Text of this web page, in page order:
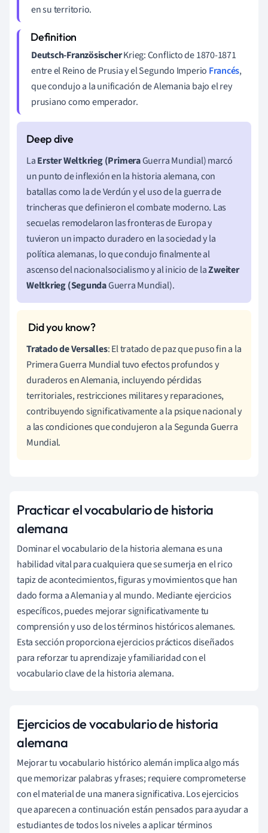
en su territorio.
Deutsch-FranzösischerKrieg: Conflicto de 1870-1871
entre el Reino de Prusia y el Segundo Imperio Francés,
que condujo a la unificación de Alemania bajo el rey
prusiano como emperador.
LaErster Weltkrieg (PrimeraGuerra Mundial) marcó
un punto de inflexión en la historia alemana, con
batallas como la de Verdún y el uso de la guerra de
trincheras que definieron el combate moderno. Las
secuelas remodelaron las fronteras de Europa y
tuvieron un impacto duradero en la sociedad y la
política alemanas, lo que condujo finalmente al
ascenso del nacionalsocialismo y al inicio de laZweiter
Weltkrieg (SegundaGuerra Mundial).
Tratado de Versalles: El tratado de paz que puso fin a la
Primera Guerra Mundial tuvo efectos profundos y
duraderos en Alemania, incluyendo pérdidas
territoriales, restricciones militares y reparaciones,
contribuyendo significativamente a la psique nacional y
a las condiciones que condujeron a la Segunda Guerra
Mundial.
Practicar el vocabulario de historia
alemana
Dominar el vocabulario de la historia alemana es una
habilidad vital para cualquiera que se sumerja en el rico
tapiz de acontecimientos, figuras y movimientos que han
dado forma a Alemania y al mundo. Mediante ejercicios
específicos, puedes mejorar significativamente tu
comprensión y uso de los términos históricos alemanes.
Esta sección proporciona ejercicios prácticos diseñados
para reforzar tu aprendizaje y familiaridad con el
vocabulario clave de la historia alemana.
Ejercicios de vocabulario de historia
alemana
Mejorar tu vocabulario histórico alemán implica algo más
que memorizar palabras y frases; requiere comprometerse
con el material de una manera significativa. Los ejercicios
que aparecen a continuación están pensados para ayudar a
estudiantes de todos los niveles a aplicar términos